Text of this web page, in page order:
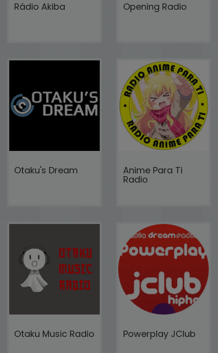
Rádio Akiba Opening Radio
Otaku's Dream Anime Para Ti
Radio
Otaku Music Radio Powerplay JClub